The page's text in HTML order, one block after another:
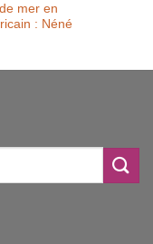
mer en
: Néné